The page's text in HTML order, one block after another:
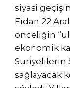
siyasi
Fidan 22
önceliğin
ekonomik
Suriyelilerin
sağlayacak